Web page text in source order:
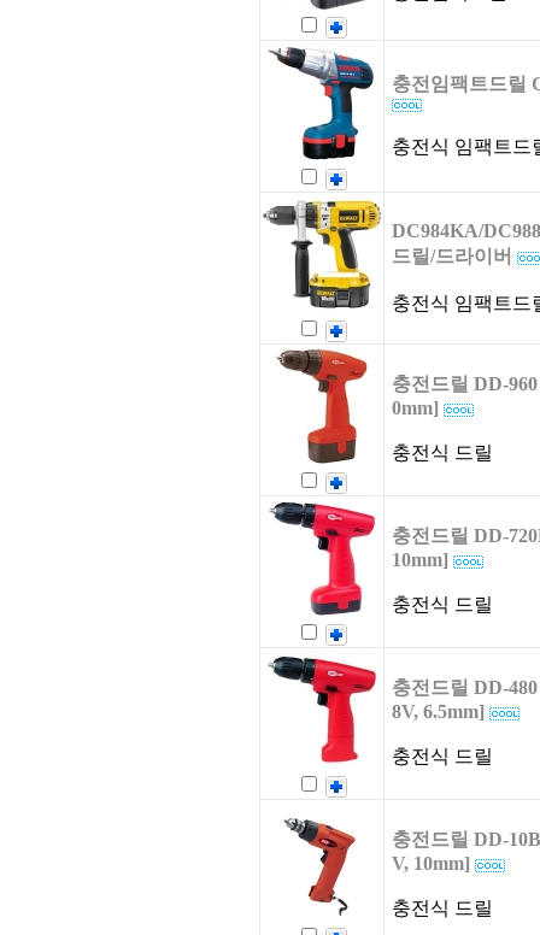
충전임팩트드릴
충전식 임팩트드
DC984KA/
드릴/드라이버
충전식 임팩트드
충전드릴 DD-
0mm]
충전식 드릴
충전드릴 DD-
10mm]
충전식 드릴
충전드릴 DD-
8V, 6.5mm]
충전식 드릴
충전드릴 DD-
V, 10mm]
충전식 드릴